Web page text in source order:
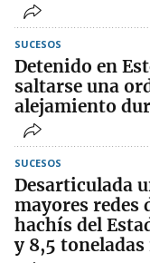
SUCESOS
Detenido en
saltarse una
alejamiento
SUCESOS
Desarticulada
mayores redes
hachís del
y 8,5